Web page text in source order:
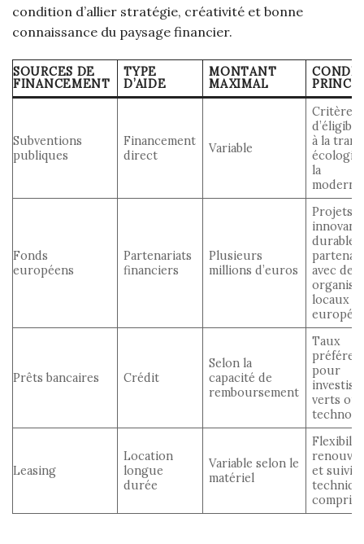
condition d’allier stratégie, créativité et bonne
connaissance du paysage financier.
SOURCES DE
FINANCEMENT
TYPE
D’AIDE
MONTANT
MAXIMAL
Subventions
publiques
Financement
direct
Variable
Critères
à la
la
Fonds
européens
Partenariats
financiers
Plusieurs
millions d’euros
Projets
avec des
locaux
Prêts bancaires Crédit
Selon la
capacité de
remboursement
Taux
pour
verts ou
Leasing
Location
longue
durée
Variable selon le
matériel
et suivi
compris